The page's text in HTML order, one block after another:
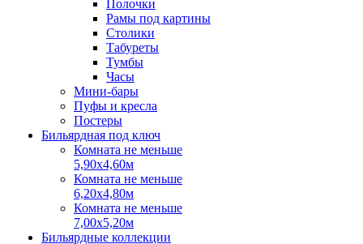
Полочки
Рамы под картины
Столики
Табуреты
Тумбы
Часы
Мини-бары
Пуфы и кресла
Постеры
Бильярдная под ключ
Комната не меньше
5,90х4,60м
Комната не меньше
6,20х4,80м
Комната не меньше
7,00х5,20м
Бильярдные коллекции